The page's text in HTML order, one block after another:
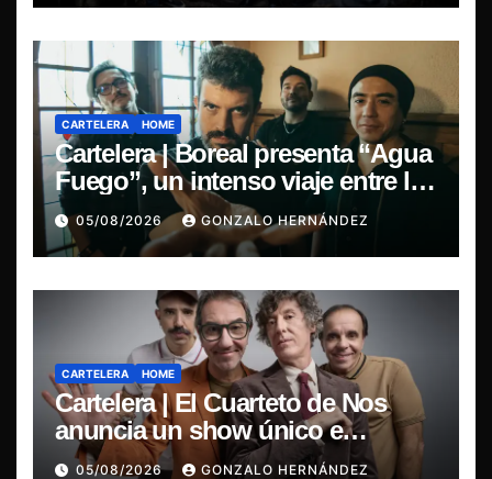
CARTELERA HOME
Cartelera | Boreal presenta “Agua
Fuego”, un intenso viaje entre la
pasión y la desilusión
05/08/2026 GONZALO HERNÁNDEZ
CARTELERA HOME
Cartelera | El Cuarteto de Nos
anuncia un show único e
irrepetible en el Movistar Arena
05/08/2026 GONZALO HERNÁNDEZ